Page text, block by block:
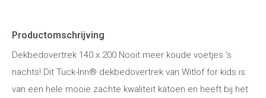
Productomschrijving
Dekbedovertrek 140 x 200 Nooit meer koude voetjes ’s
nachts! Dit Tuck-Inn® dekbedovertrek van Witlof for kids is
van een hele mooie zachte kwaliteit katoen en heeft bij het